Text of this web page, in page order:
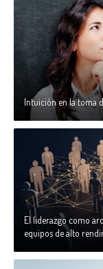
Intuición en la toma
El liderazgo como
equipos de alto